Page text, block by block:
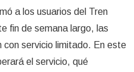
a los usuarios del Tren
fin de semana largo, las
con servicio limitado. En este
el servicio, qué